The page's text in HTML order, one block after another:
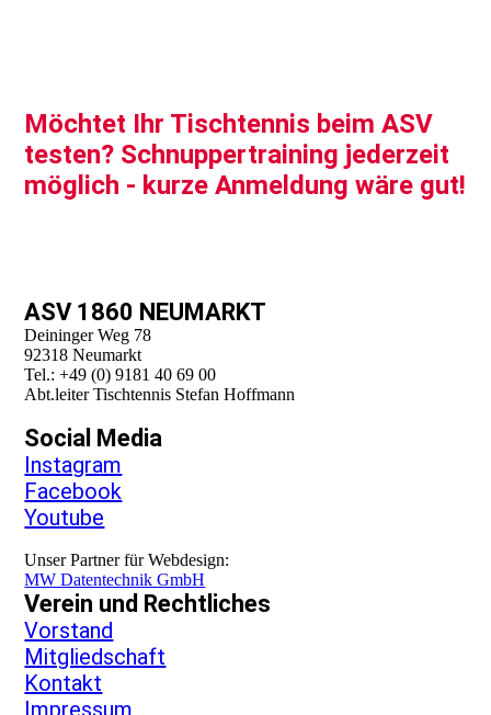
Möchtet Ihr Tischtennis beim ASV
testen? Schnuppertraining jederzeit
möglich - kurze Anmeldung wäre gut!
ASV 1860 NEUMARKT
Deininger Weg 78
92318 Neumarkt
Tel.: +49 (0) 9181 40 69 00
Abt.leiter Tischtennis Stefan Hoffmann
Social Media
Instagram
Facebook
Youtube
Unser Partner für Webdesign:
MW Datentechnik GmbH
Verein und Rechtliches
Vorstand
Mitgliedschaft
Kontakt